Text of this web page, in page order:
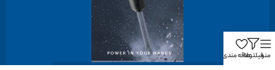
منوفیلترهاعلاقه مندی